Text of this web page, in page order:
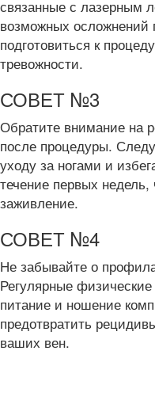
связанные с лазерным
возможных
подготовиться к
тревожности.
СОВЕТ №3
Обратите внимание на
после процедуры.
уходу за ногами и
течение первых
заживление.
СОВЕТ №4
Не забывайте о
Регулярные
питание и ношение
предотвратить
ваших вен.